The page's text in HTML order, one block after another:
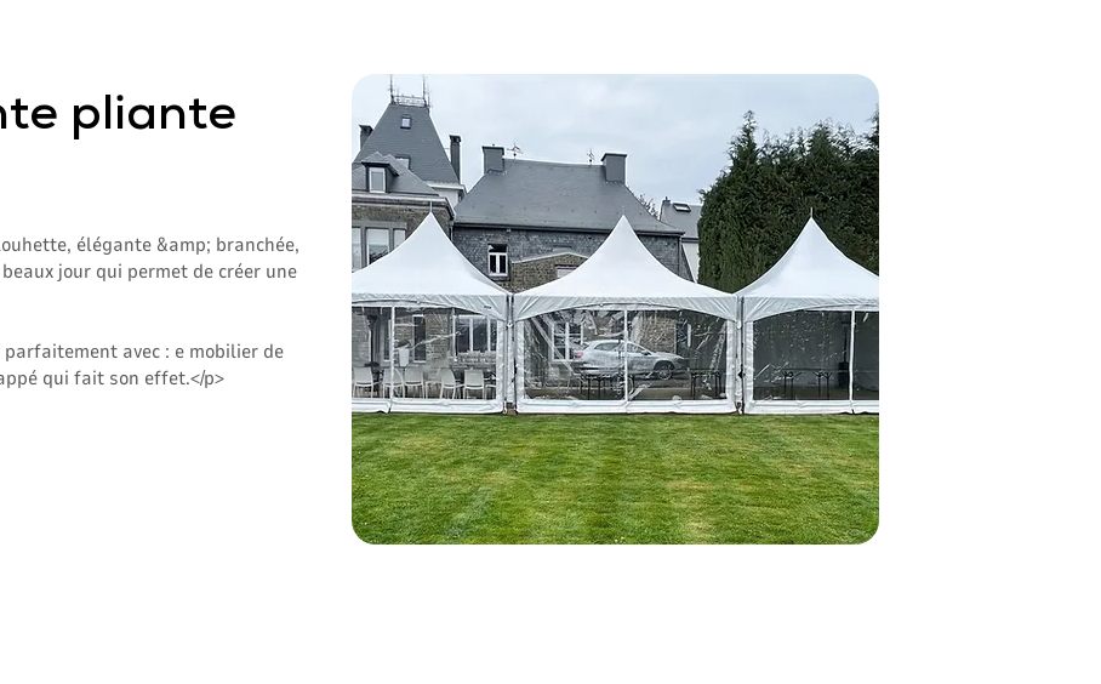
pliante
élégante &amp; branchée,
jour qui permet de créer une
avec : e mobilier de
qui fait son effet.</p>